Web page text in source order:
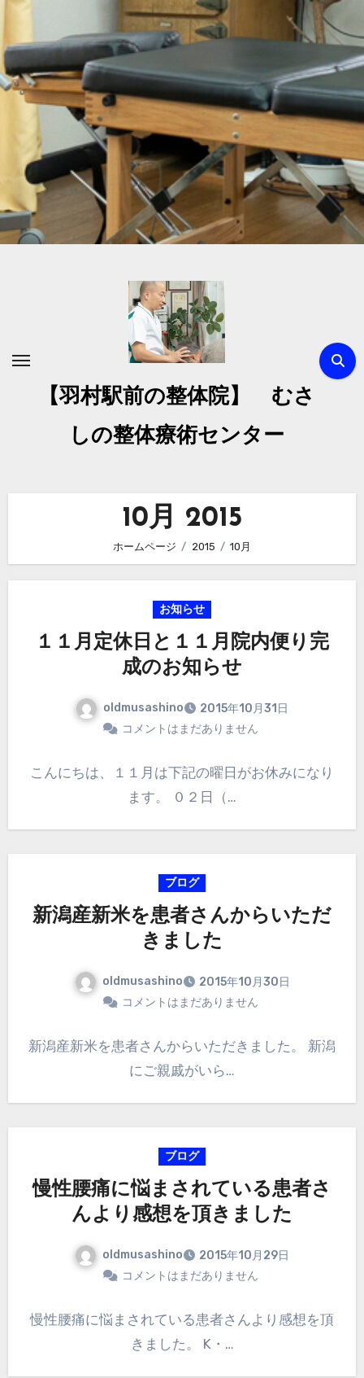
を
ス
【羽村駅前の整体院】 むさ
しの整体療術センター
10月 2015
ホームページ 2015 10月
お知らせ
１１月定休日と１１月院内便り完
成のお知らせ
oldmusashino
2015年10月31日
コメントはまだありません
こんにちは、１１月は下記の曜日がお休みになり
ます。 ０２日（…
ブログ
新潟産新米を患者さんからいただ
きました
oldmusashino
2015年10月30日
コメントはまだありません
新潟産新米を患者さんからいただきました。 新潟
にご親戚がいら…
ブログ
慢性腰痛に悩まされている患者さ
んより感想を頂きました
oldmusashino
2015年10月29日
コメントはまだありません
慢性腰痛に悩まされている患者さんより感想を頂
きました。 K・…